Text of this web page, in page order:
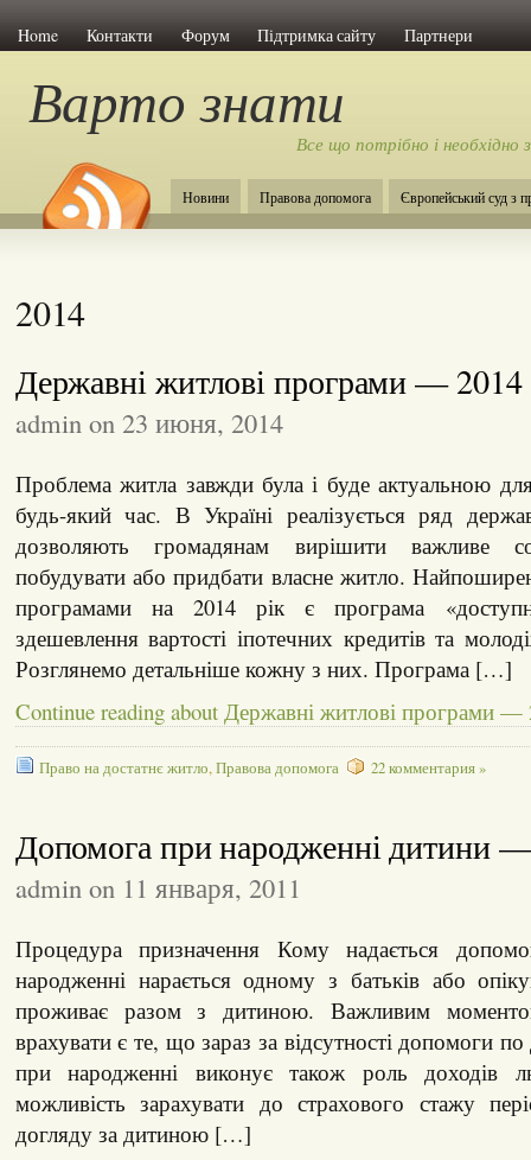
Home Контакти Форум Підтримка сайту Партнери
Варто знати
Все що потрібно і
Новини Правова допомога Європейський суд з
2014
Державні житлові програми — 2014
admin on 23 июня, 2014
Проблема житла завжди була і буде актуальною
будь-який час. В Україні реалізується ряд
дозволяють громадянам вирішити важливе
побудувати або придбати власне житло.
програмами на 2014 рік є програма
здешевлення вартості іпотечних кредитів та
Розглянемо детальніше кожну з них. Програма […]
Continue reading about Державні житлові програми —
Право на достатнє житло,Правова допомога 22 комментария »
Допомога при народженні дитини
admin on 11 января, 2011
Процедура призначення Кому надається
народженні нарається одному з батьків або
проживає разом з дитиною. Важливим
врахувати є те, що зараз за відсутності допомоги
при народженні виконує також роль доходів
можливість зарахувати до страхового стажу
догляду за дитиною […]